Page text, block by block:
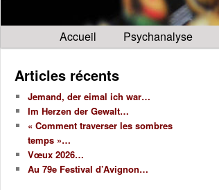
Menu
principalAccueil Psychanalyse
Articles récents
Jemand, der eimal ich war…
Im Herzen der Gewalt…
« Comment traverser les sombres
temps »…
Vœux 2026…
Au 79e Festival d’Avignon…